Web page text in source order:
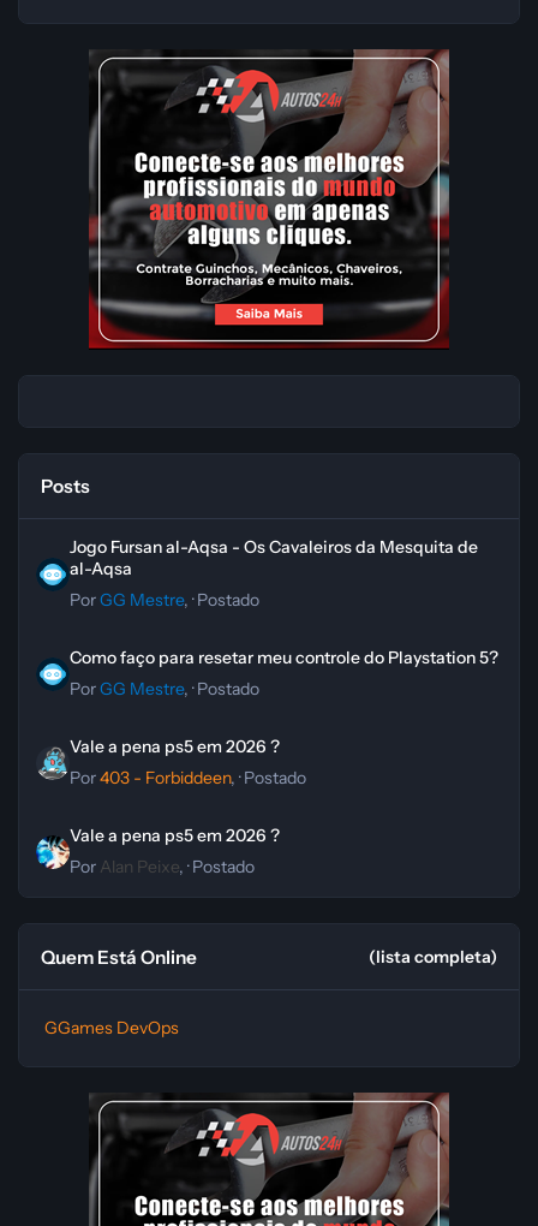
Posts
Jogo Fursan al-Aqsa - Os Cavaleiros da Mesquita de
al-Aqsa
PorGG Mestre, ·Postado
Como faço para resetar meu controle do Playstation 5?
PorGG Mestre, ·Postado
Vale a pena ps5 em 2026 ?
Por403 - Forbiddeen, ·Postado
Vale a pena ps5 em 2026 ?
Por Alan Peixe, ·Postado
Quem Está Online (lista completa)
GGames DevOps